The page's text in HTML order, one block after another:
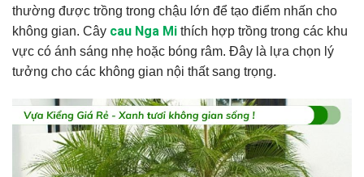
thường được trồng trong chậu lớn để tạo điểm nhấn cho
không gian. Cây cau Nga Mi thích hợp trồng trong các khu
vực có ánh sáng nhẹ hoặc bóng râm. Đây là lựa chọn lý
tưởng cho các không gian nội thất sang trọng.